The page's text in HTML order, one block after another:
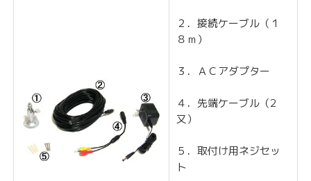
２．接続ケーブル（１
８ｍ）
３．ＡＣアダプター
４．先端ケーブル（2
又）
５．取付け用ネジセッ
ト